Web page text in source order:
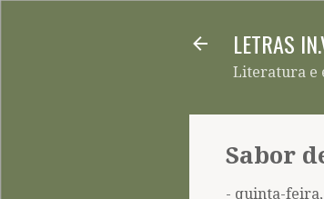
LETRAS
Literatura e
Sabor
- quinta-feira,